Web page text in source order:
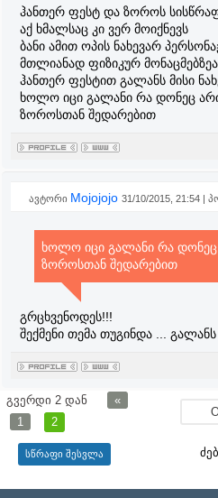
ჰანთერ ფესტ და ზოროს
აქ ხმალსაც კი ვერ მოიქნევს
ბანი ამით ოპის ნახევარ
მთლიანად ფიზიკურ
ჰანთერ ფესტით გალანს მისი
ხოლო იცი გალანი რა დონეც
ზოროსთან შედარებით
ავტორი Mojojojo 31/10/2015, 21:54 |
ხოლო იცი გალანი რა დონეც
ზოროსთან შედარებით
გრცხვენოდეს!!!
შექმენი თემა თუგინდა ... გალანს
გვერდი 2 დან
«
1
2